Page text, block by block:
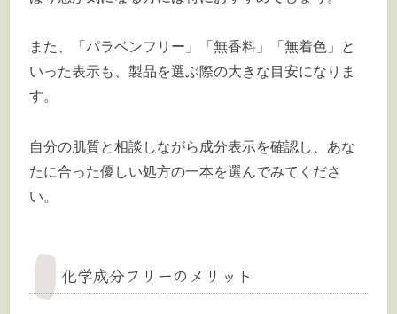
また、「パラベンフリー」「無香料」「無着色」と
いった表示も、製品を選ぶ際の大きな目安になりま
す。
自分の肌質と相談しながら成分表示を確認し、あな
たに合った優しい処方の一本を選んでみてくださ
い。
化学成分フリーのメリット